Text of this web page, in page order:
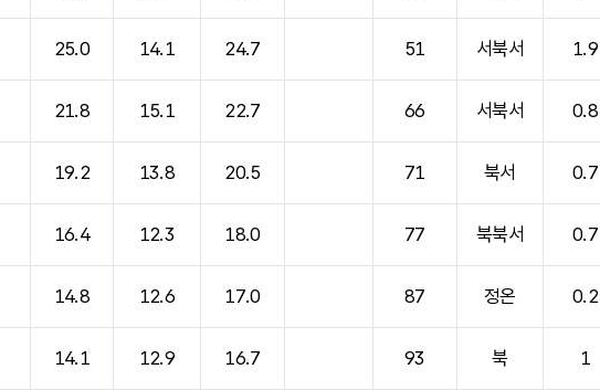
25.0 14.1 24.7 51 서북서 1.9
21.8 15.1 22.7 66 서북서 0.8
19.2 13.8 20.5 71 북서 0.7
16.4 12.3 18.0 77 북북서 0.7
14.8 12.6 17.0 87 정온 0.2
14.1 12.9 16.7 93 북 1